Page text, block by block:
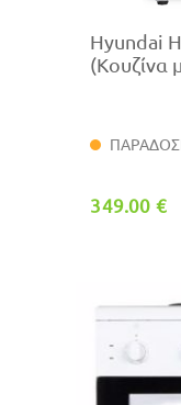
Hyundai
(Κουζίνα
349.00 €